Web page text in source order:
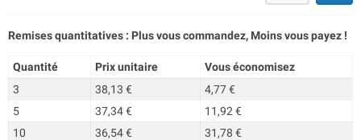
Remises quantitatives : Plus vous commandez, Moins vous payez !
Quantité Prix unitaire
Vous économisez
3
38,13 €
4,77 €
5
37,34 €
11,92 €
10
36,54 €
31,78 €